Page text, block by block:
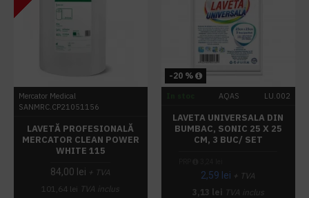
Mercator Medical
SANMRC.CP21051156
LAVETĂ PROFESIONALĂ
MERCATOR CLEAN POWER
WHITE 115
84,00 lei + TVA
101,64 lei TVA inclus
-20 %
AQAS LU.002
LAVETA UNIVERSALA DIN
BUMBAC, SONIC 25 X 25
CM, 3 BUC/ SET
2,59 lei + TVA
3,13 lei TVA inclus